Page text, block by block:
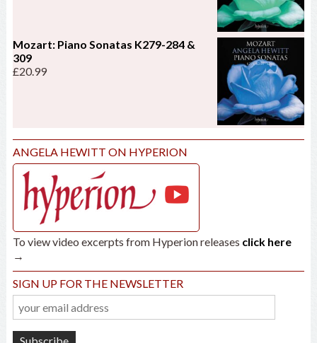
Mozart: Piano Sonatas K279-284 &
309
£20.99
ANGELA HEWITT ON HYPERION
To view video excerpts from Hyperion releases click here
→
SIGN UP FOR THE NEWSLETTER